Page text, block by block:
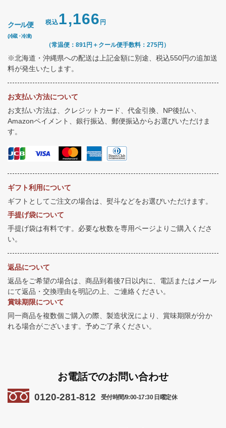
クール便
(冷蔵・冷凍)
税込1,166 円
（常温便：891円＋クール便手数料：275円）
※北海道・沖縄県への配送は上記金額に別途、税込550円の追加送
料が発生いたします。
お支払い方法について
お支払い方法は、クレジットカード、代金引換、NP後払い、
Amazonペイメント、銀行振込、郵便振込からお選びいただけま
す。
ギフト利用について
ギフトとしてご注文の場合は、熨斗などをお選びいただけます。
手提げ袋について
手提げ袋は有料です。必要な枚数を専用ページよりご購入くださ
い。
返品について
返品をご希望の場合は、商品到着後7日以内に、電話またはメール
にて返品・交換理由を明記の上、ご連絡ください。
賞味期限について
同一商品を複数個ご購入の際、製造状況により、賞味期限が分か
れる場合がございます。予めご了承ください。
お電話でのお問い合わせ
0120-281-812 受付時間/9:00-17:30 日曜定休